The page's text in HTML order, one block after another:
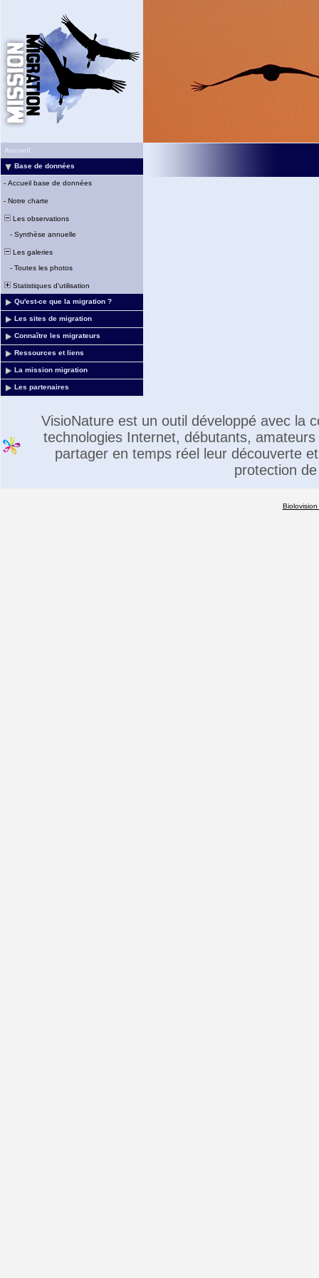
Accueil
Base de données
- Accueil base de données
- Notre charte
Les observations
- Synthèse annuelle
Les galeries
- Toutes les photos
Statistiques d'utilisation
Qu'est-ce que la migration ?
Les sites de migration
Connaître les migrateurs
Ressources et liens
La mission migration
Les partenaires
VisioNature est un outil développé avec la
technologies Internet, débutants,
partager en temps réel leur découverte
protection
Biolovision